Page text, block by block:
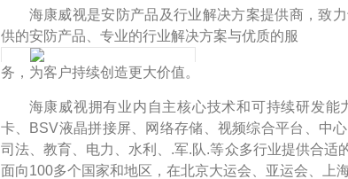
海康威视是安防产品及行业解决方案提供商，致
供的安防产品、专业的行业解决方案与优质的服
务，为客户持续创造更大价值。
海康威视拥有业内自主核心技术和可持续研发
卡、BSV液晶拼接屏、网络存储、视频综合平台、中
司法、教育、电力、水利、.军.队.等众多行业提供合
面向100多个国家和地区，在北京大运会、亚运会、上